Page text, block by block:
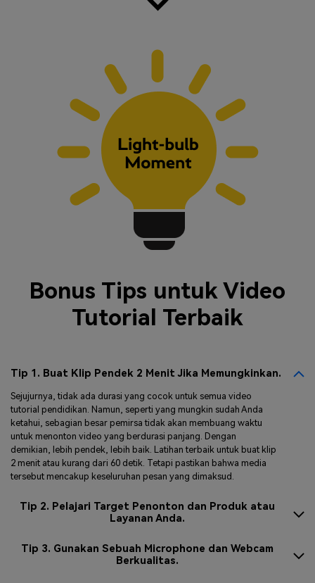
Bonus Tips untukVideo
Tutorial Terbaik
Tip 1. Buat Klip Pendek 2 Menit Jika Memungkinkan.
Sejujurnya, tidak ada durasi yang cocok untuk semua video
tutorial pendidikan. Namun, seperti yang mungkin sudah Anda
ketahui, sebagian besar pemirsa tidak akan membuang waktu
untuk menonton video yang berdurasi panjang. Dengan
demikian, lebih pendek, lebih baik. Latihan terbaik untuk buat klip
2 menit atau kurang dari 60 detik. Tetapi pastikan bahwa media
tersebut mencakup keseluruhan pesan yang dimaksud.
Tip 2. Pelajari Target Penonton dan Produk atau
Layanan Anda.
Tip 3. Gunakan Sebuah Microphone dan Webcam
Berkualitas.